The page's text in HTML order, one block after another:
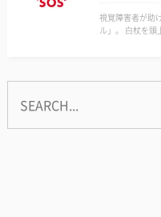
視覚障害者が助
ル」。 白杖を